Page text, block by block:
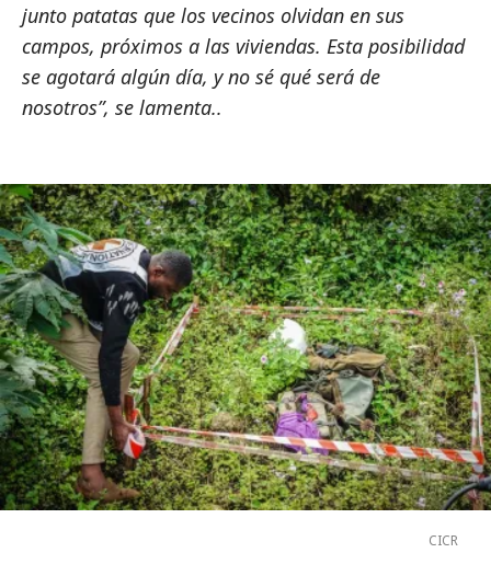
junto patatas que los vecinos olvidan en sus
campos, próximos a las viviendas. Esta posibilidad
se agotará algún día, y no sé qué será de
nosotros”, se lamenta..
CICR